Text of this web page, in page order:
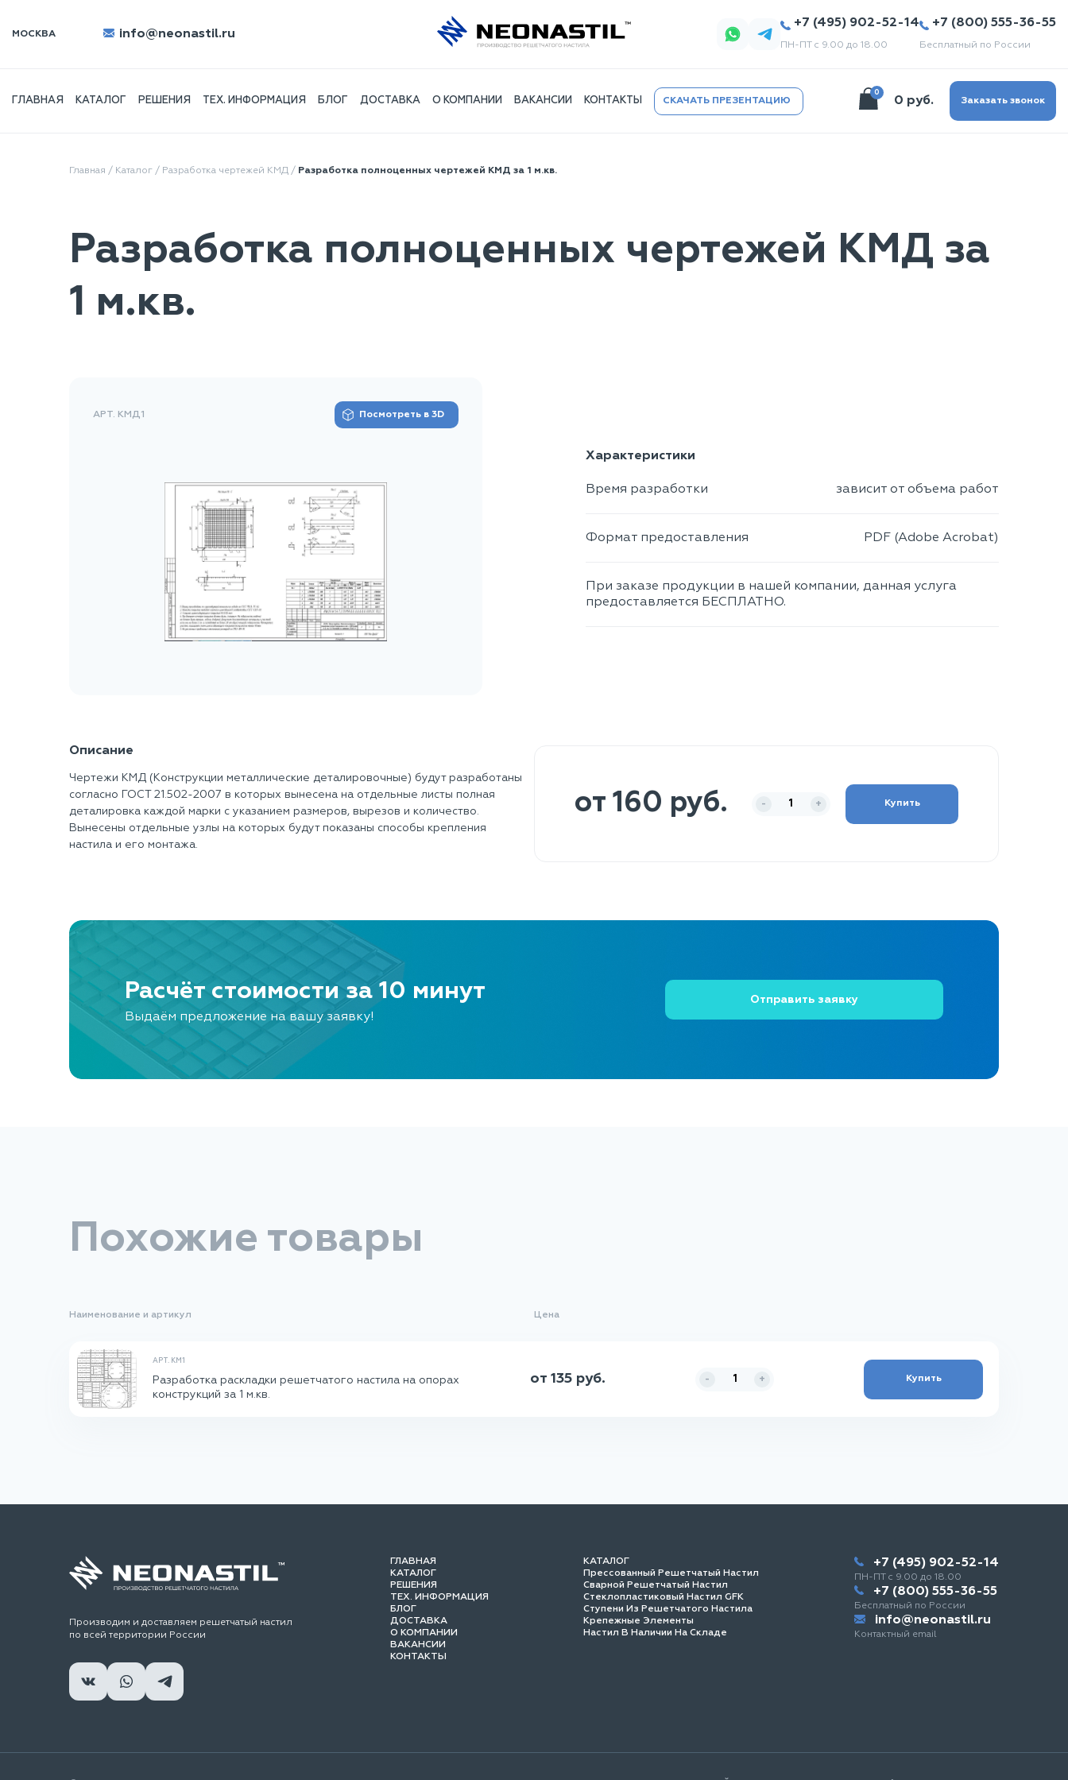
МОСКВА info@neonastil.ru
+7 (800) 555-36-55
Бесплатный по России
+7 (495) 902-52-14
ПН-ПТ с 9.00 до 18.00
ГЛАВНАЯ КАТАЛОГ РЕШЕНИЯ ТЕХ. ИНФОРМАЦИЯ БЛОГ ДОСТАВКА О КОМПАНИИ ВАКАНСИИ КОНТАКТЫ СКАЧАТЬ ПРЕЗЕНТАЦИЮ
0
0 руб. Заказать звонок
Главная / Каталог / Разработка чертежей КМД / Разработка полноценных чертежей КМД за 1 м.кв.
Разработка полноценных чертежей КМД за
1 м.кв.
АРТ. КМД1 Посмотреть в 3D
Характеристики
Время разработки зависит от объема работ
Формат предоставления PDF (Adobe Acrobat)
При заказе продукции в нашей компании, данная услуга
предоставляется БЕСПЛАТНО.
Описание
Чертежи КМД (Конструкции металлические деталировочные) будут разработаны
согласно ГОСТ 21.502-2007 в которых вынесена на отдельные листы полная
деталировка каждой марки с указанием размеров, вырезов и количество.
Вынесены отдельные узлы на которых будут показаны способы крепления
настила и его монтажа.
от 160 руб. - + Купить
Расчёт стоимости за 10 минут
Выдаём предложение на вашу заявку!
Отправить заявку
Похожие товары
Наименование и артикул Цена
АРТ. КМ1
Разработка раскладки решетчатого настила на опорах
конструкций за 1 м.кв.
от 135 руб. - + Купить
Производим и доставляем решетчатый настил
по всей территории России
ГЛАВНАЯ
КАТАЛОГ
РЕШЕНИЯ
ТЕХ. ИНФОРМАЦИЯ
БЛОГ
ДОСТАВКА
О КОМПАНИИ
ВАКАНСИИ
КОНТАКТЫ
КАТАЛОГ
Прессованный Решетчатый Настил
Сварной Решетчатый Настил
Стеклопластиковый Настил GFK
Ступени Из Решетчатого Настила
Крепежные Элементы
Настил В Наличии На Складе
+7 (495) 902-52-14
ПН-ПТ с 9.00 до 18.00
+7 (800) 555-36-55
Бесплатный по России
info@neonastil.ru
Контактный email